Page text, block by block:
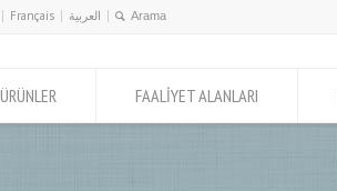
Français العربية
ÜRÜNLER FAALİYET ALANLARI